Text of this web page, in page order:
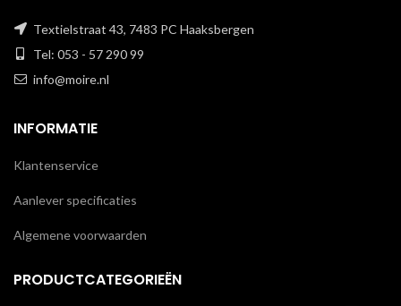
Textielstraat 43, 7483 PC Haaksbergen
Tel: 053 - 57 290 99
info@moire.nl
INFORMATIE
Klantenservice
Aanlever specificaties
Algemene voorwaarden
PRODUCTCATEGORIEËN